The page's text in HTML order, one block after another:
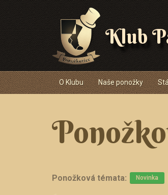
Klub
Navigace
O Klubu Naše ponožky
Ponožková témata: Novinka